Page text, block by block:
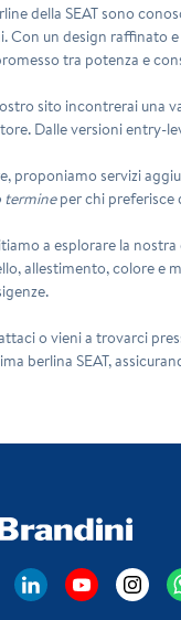
della SEAT sono
Con un design raffinato
tra potenza e
sito incontrerai una
Dalle versioni entry-
proponiamo servizi
termineper chi preferisce
a esplorare la
allestimento, colore e
o vieni a trovarci
berlina SEAT,